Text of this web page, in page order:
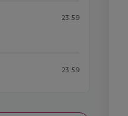
23:59
23:59